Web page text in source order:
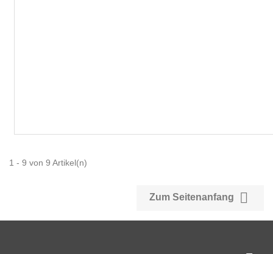
1 - 9 von 9 Artikel(n)
Zum Seitenanfang 